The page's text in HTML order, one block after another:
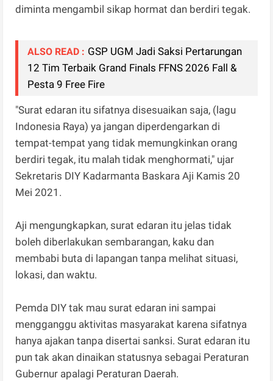
diminta mengambil sikap hormat dan berdiri tegak.
ALSO READ : GSP UGM Jadi Saksi Pertarungan
12 Tim Terbaik Grand Finals FFNS 2026 Fall &
Pesta 9 Free Fire
"Surat edaran itu sifatnya disesuaikan saja, (lagu
Indonesia Raya) ya jangan diperdengarkan di
tempat-tempat yang tidak memungkinkan orang
berdiri tegak, itu malah tidak menghormati," ujar
Sekretaris DIY Kadarmanta Baskara Aji Kamis 20
Mei 2021.
Aji mengungkapkan, surat edaran itu jelas tidak
boleh diberlakukan sembarangan, kaku dan
membabi buta di lapangan tanpa melihat situasi,
lokasi, dan waktu.
Pemda DIY tak mau surat edaran ini sampai
mengganggu aktivitas masyarakat karena sifatnya
hanya ajakan tanpa disertai sanksi. Surat edaran itu
pun tak akan dinaikan statusnya sebagai Peraturan
Gubernur apalagi Peraturan Daerah.